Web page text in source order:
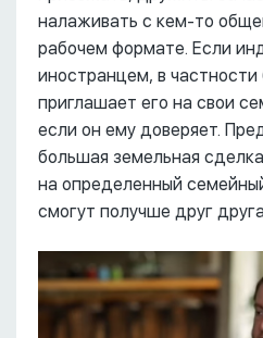
налаживать с кем-то
рабочем формате. Если
иностранцем, в частности
приглашает его на свои
если он ему доверяет.
большая земельная
на определенный
смогут получше друг